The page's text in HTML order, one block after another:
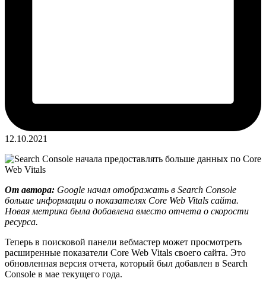
12.10.2021
От автора: Google начал отображать в Search Console
больше информации о показателях Core Web Vitals сайта.
Новая метрика была добавлена вместо отчета о скорости
ресурса.
Теперь в поисковой панели вебмастер может просмотреть
расширенные показатели Cоre Web Vitals своего сайта. Это
обновленная версия отчета, который был добавлен в Search
Console в мае текущего года.